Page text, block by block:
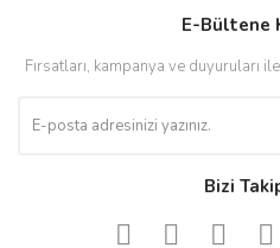
E-Bültene
Fırsatları, kampanya ve duyuruları
Bizi